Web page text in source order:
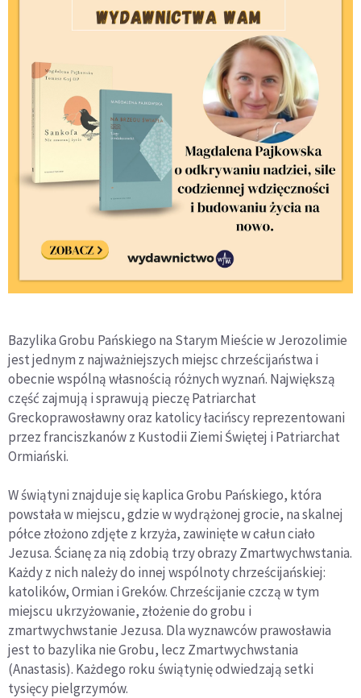
Bazylika Grobu Pańskiego na Starym Mieście w Jerozolimie
jest jednym z najważniejszych miejsc chrześcijaństwa i
obecnie wspólną własnością różnych wyznań. Największą
część zajmują i sprawują pieczę Patriarchat
Greckoprawosławny oraz katolicy łacińscy reprezentowani
przez franciszkanów z Kustodii Ziemi Świętej i Patriarchat
Ormiański.
W świątyni znajduje się kaplica Grobu Pańskiego, która
powstała w miejscu, gdzie w wydrążonej grocie, na skalnej
półce złożono zdjęte z krzyża, zawinięte w całun ciało
Jezusa. Ścianę za nią zdobią trzy obrazy Zmartwychwstania.
Każdy z nich należy do innej wspólnoty chrześcijańskiej:
katolików, Ormian i Greków. Chrześcijanie czczą w tym
miejscu ukrzyżowanie, złożenie do grobu i
zmartwychwstanie Jezusa. Dla wyznawców prawosławia
jest to bazylika nie Grobu, lecz Zmartwychwstania
(Anastasis). Każdego roku świątynię odwiedzają setki
tysięcy pielgrzymów.